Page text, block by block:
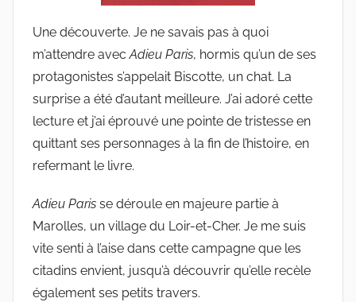
r
Une découverte. Je ne savais pas à quoi
m’attendre avecAdieu Paris, hormis qu’un de ses
protagonistes s’appelait Biscotte, un chat. La
surprise a été d’autant meilleure. J’ai adoré cette
lecture et j’ai éprouvé une pointe de tristesse en
quittant ses personnages à la fin de l’histoire, en
refermant le livre.
Adieu Paris se déroule en majeure partie à
Marolles, un village du Loir-et-Cher. Je me suis
vite senti à l’aise dans cette campagne que les
citadins envient, jusqu’à découvrir qu’elle recèle
également ses petits travers.